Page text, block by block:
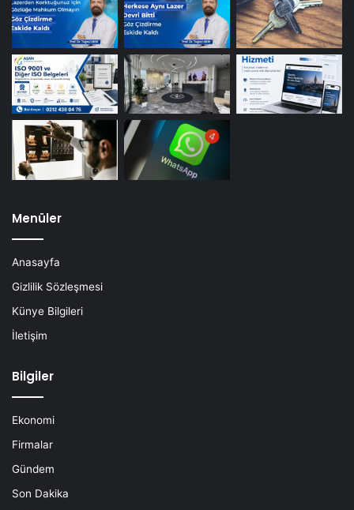
Menüler
Anasayfa
Gizlilik Sözleşmesi
Künye Bilgileri
İletişim
Bilgiler
Ekonomi
Firmalar
Gündem
Son Dakika